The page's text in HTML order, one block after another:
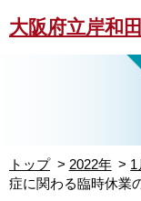
大阪府立岸和
トップ 2022年 1
症に関わる臨時休業